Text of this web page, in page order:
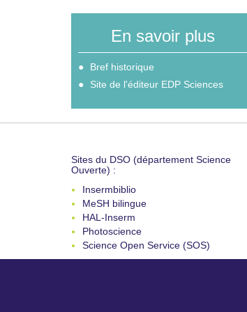
En savoir plus
Bref historique
Site de l'éditeur EDP Sciences
Sites du DSO (département Science
Ouverte) :
Insermbiblio
MeSH bilingue
HAL-Inserm
Photoscience
Science Open Service (SOS)